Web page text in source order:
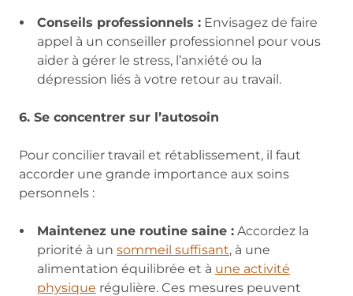
Conseils professionnels : Envisagez de faire
appel à un conseiller professionnel pour vous
aider à gérer le stress, l’anxiété ou la
dépression liés à votre retour au travail.
6. Se concentrer sur l’autosoin
Pour concilier travail et rétablissement, il faut
accorder une grande importance aux soins
personnels :
Maintenez une routine saine : Accordez la
priorité à un sommeil suffisant, à une
alimentation équilibrée et à une activité
physique régulière. Ces mesures peuvent